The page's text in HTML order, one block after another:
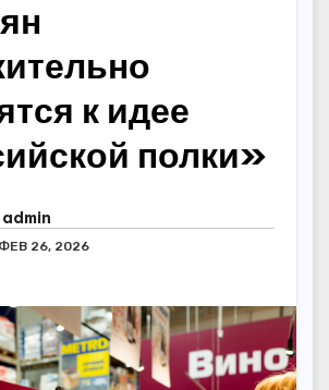
к идее
полки»
admin
ФЕВ 26, 2026